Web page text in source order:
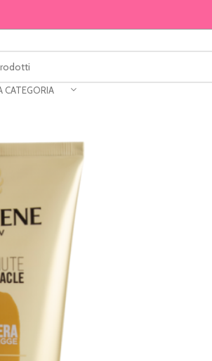
CATEGORIA